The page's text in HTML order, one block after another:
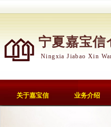
宁夏嘉宝信
Ningxia Jiabao Xin
关于嘉宝信 业务介绍